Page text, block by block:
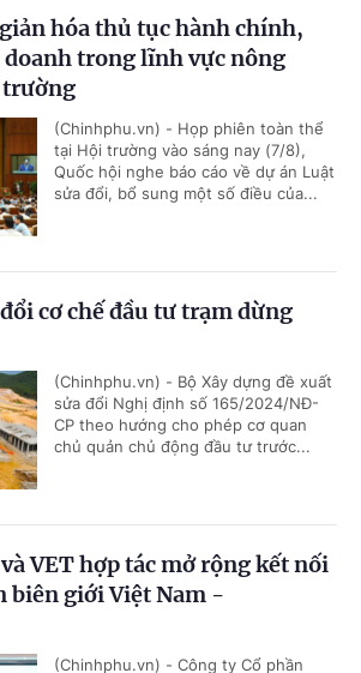
hóa thủ tục hành chính,
trong lĩnh vực nông
trường
(Chinhphu.vn) - Họp phiên toàn thể
tại Hội trường vào sáng nay (7/8),
Quốc hội nghe báo cáo về dự án Luật
sửa đổi, bổ sung một số điều của...
cơ chế đầu tư trạm dừng
(Chinhphu.vn) - Bộ Xây dựng đề xuất
sửa đổi Nghị định số 165/2024/NĐ-
CP theo hướng cho phép cơ quan
chủ quản chủ động đầu tư trước...
VET hợp tác mở rộng kết nối
biên giới Việt Nam -
(Chinhphu.vn) - Công ty Cổ phần